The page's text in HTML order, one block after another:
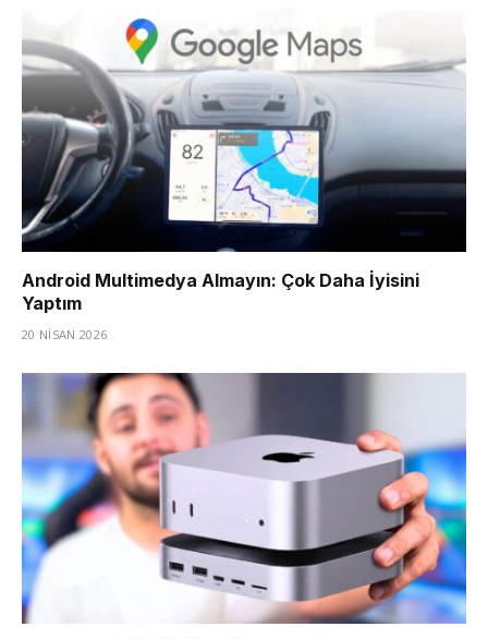
Android Multimedya Almayın: Çok Daha İyisini
Yaptım
20 NISAN 2026